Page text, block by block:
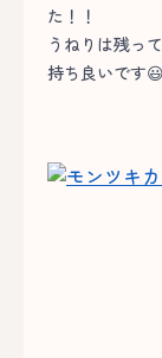
た！！
うねりは残っ
持ち良いです😃